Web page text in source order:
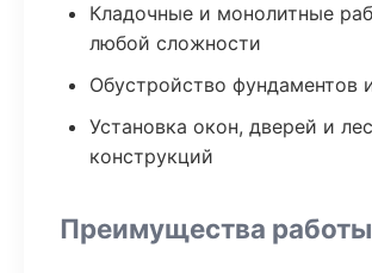
Кладочные и монолитные
любой сложности
Обустройство фундаментов
Установка окон, дверей и
конструкций
Преимущества